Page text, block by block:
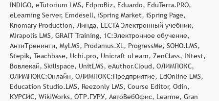
INDIGO, eTutorium LMS, EdproBiz, Eduardo, EduTerra.PRO,
eLearning Server, Emdesell, iSpring Market, iSpring Page,
Knomary Production, Линда, LECTA Электронный учебник,
Mirapolis LMS, GRAIT Training, 1С:Электронное обучение,
АнтиТренинги, MyLMS, Prodamus.XL, ProgressMe, SOHO.LMS,
Stepik, Teachbase, Uchi.pro, Unicraft uLearn, ZenClass, INtest,
Вовлекай, Skillspace, UnitLMS, eAuthor.Cloud, ОЛИМПОКС,
ОЛИМПОКС:Онлайн, ОЛИМПОКС:Предприятие, EdOnline LMS,
Education Studio.LMS, Reezonly LMS, Course Editor, Odin,
КУРСИС, WikiWorks, ОТР.ГУРУ, АвтоВебОфис, Learme, Gran